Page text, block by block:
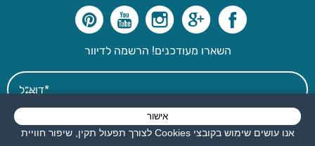
השארו מעודכנים! הרשמה לדיוור
אני מאשר את תנאי השימוש
אישור
אנו עושים שימוש בקובצי Cookies לצורך תפעול תקין, שיפור חוויית